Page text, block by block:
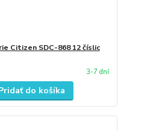
Citizen SDC-868 12 číslic
3-7 dní
do košíka